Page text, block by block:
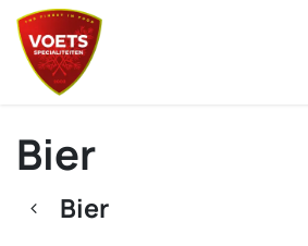
Overslaan naar inhoud
Bier
Bier